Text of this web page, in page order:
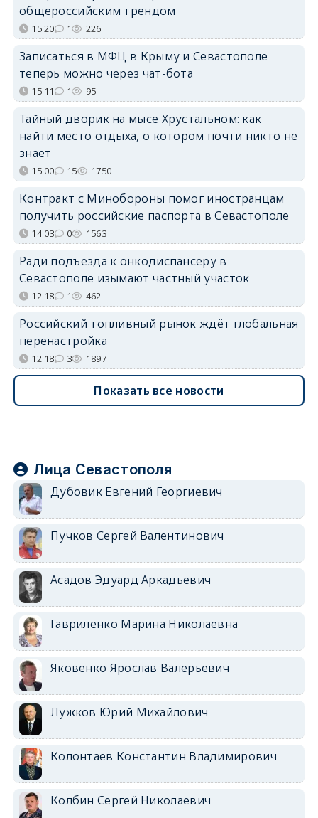
общероссийским трендом
15:20 1 226
Записаться в МФЦ в Крыму и Севастополе
теперь можно через чат-бота
15:11 1 95
Тайный дворик на мысе Хрустальном: как
найти место отдыха, о котором почти никто не
знает
15:00 15 1750
Контракт с Минобороны помог иностранцам
получить российские паспорта в Севастополе
14:03 0 1563
Ради подъезда к онкодиспансеру в
Севастополе изымают частный участок
12:18 1 462
Российский топливный рынок ждёт глобальная
перенастройка
12:18 3 1897
Показать все новости
Лица Севастополя
Дубовик Евгений Георгиевич
Пучков Сергей Валентинович
Асадов Эдуард Аркадьевич
Гавриленко Марина Николаевна
Яковенко Ярослав Валерьевич
Лужков Юрий Михайлович
Колонтаев Константин Владимирович
Колбин Сергей Николаевич